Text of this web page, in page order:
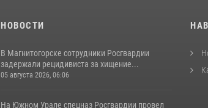
НОВОСТИ
В Магнитогорске сотрудники Росгвардии
задержали рецидивиста за хищение...
05 августа 2026, 06:06
На Южном Урале спецназ Росгвардии провел